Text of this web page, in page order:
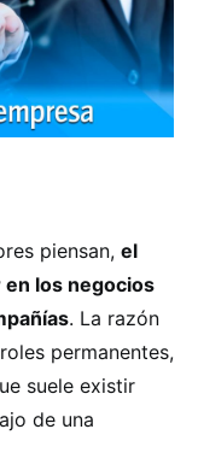
piensan, el
los negocios
. La razón
permanentes,
suele existir
de una